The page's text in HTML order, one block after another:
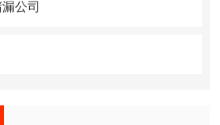
公司